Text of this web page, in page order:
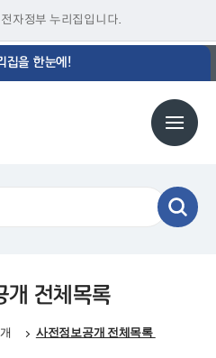
자정부 누리집입니다.
집을 한눈에!
개 전체목록
사전정보공개 전체목록